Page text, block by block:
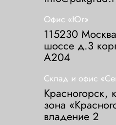
Офис «Юг»
115230
шоссе д.3
А204
Склад и офис
Красногорск,
зона
владение 2